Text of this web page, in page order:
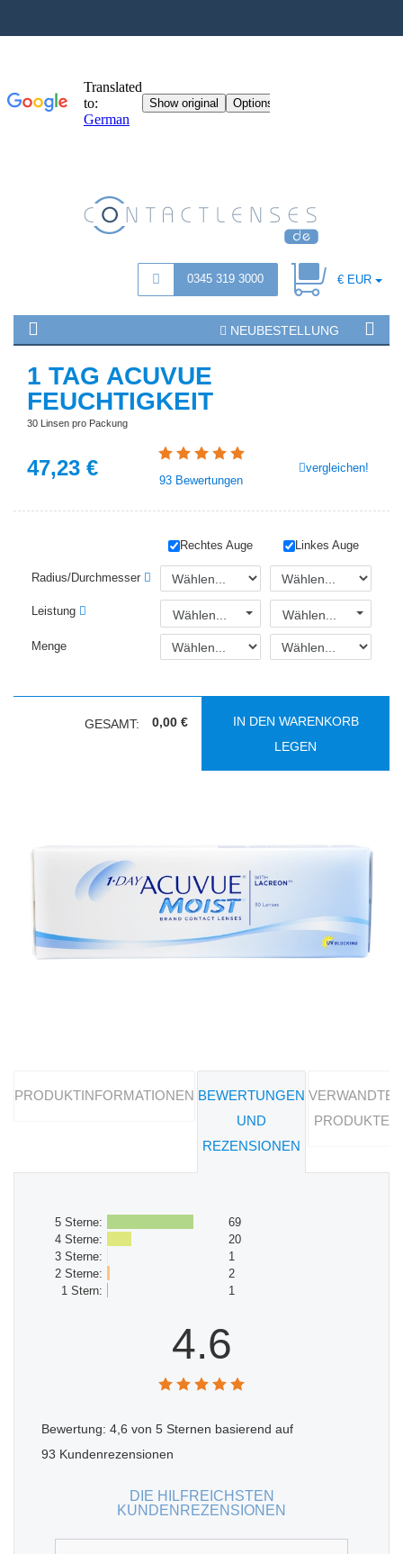
0345 319 3000 € EUR
NEUBESTELLUNG
1 TAG ACUVUE
FEUCHTIGKEIT
30 Linsen pro Packung
47,23 €
93 Bewertungen
vergleichen!
Rechtes Auge Linkes Auge
Radius/Durchmesser
Leistung Wählen... Wählen...
Menge
GESAMT: 0,00 €
IN DEN WARENKORB
LEGEN
PRODUKTINFORMATIONEN BEWERTUNGEN
UND
REZENSIONEN
VERWANDTE
PRODUKTE
5 Sterne:
69
4 Sterne:
20
3 Sterne:
1
2 Sterne:
2
1 Stern:
1
4.6
Bewertung: 4,6 von 5 Sternen basierend auf
93 Kundenrezensionen
DIE HILFREICHSTEN
KUNDENREZENSIONEN